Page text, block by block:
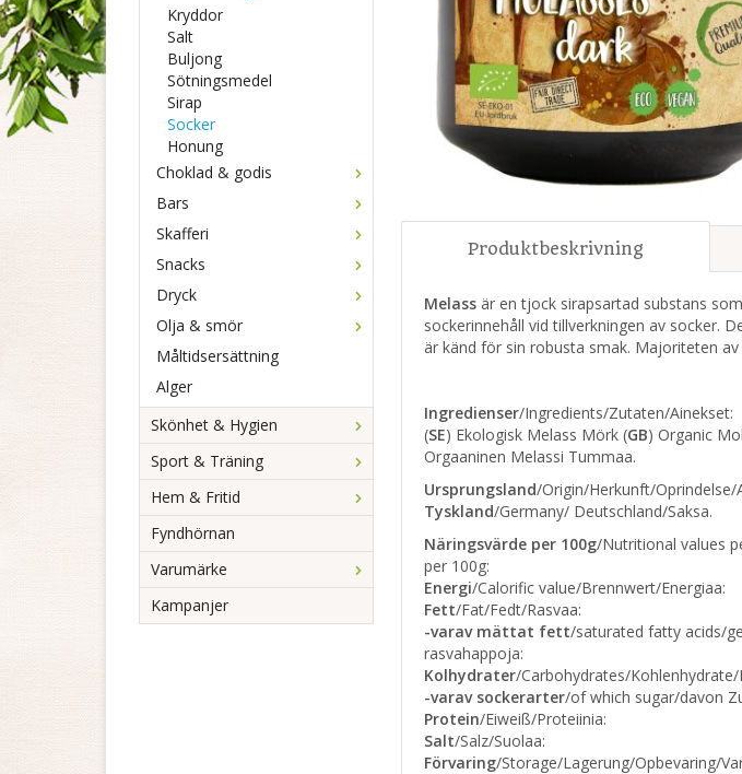
Kryddor
Salt
Buljong
Sötningsmedel
Sirap
Socker
Honung
Choklad & godis
Bars
Skafferi
Snacks
Dryck
Olja & smör
Måltidsersättning
Alger
Skönhet & Hygien
Sport & Träning
Hem & Fritid
Fyndhörnan
Varumärke
Kampanjer
Produktbeskrivning
Melass är en tjock sirapsartad substans
sockerinnehåll vid tillverkningen av socker.
är känd för sin robusta smak. Majoriteten
Ingredienser/Ingredients/Zutaten/Ainekset:
(SE) Ekologisk Melass Mörk (GB) Organic
Orgaaninen Melassi Tummaa.
Ursprungsland/Origin/Herkunft/Oprindelse/
Tyskland/Germany/ Deutschland/Saksa.
Näringsvärde per 100g/Nutritional values
per 100g:
Energi/Calorific value/Brennwert/Energiaa:
Fett/Fat/Fedt/Rasvaa:
-varav mättat fett/saturated fatty acids/
rasvahappoja:
Kolhydrater/Carbohydrates/
-varav sockerarter/of which sugar/davon
Protein/Eiweiß/Proteiinia:
Salt/Salz/Suolaa:
Förvaring/Storage/Lagerung/Opbevaring/